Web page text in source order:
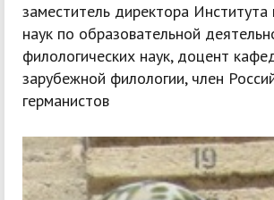
заместитель директора Института
наук по образовательной
филологических наук, доцент
зарубежной филологии, член
германистов